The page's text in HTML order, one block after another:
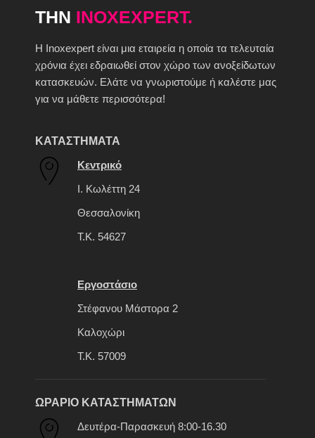
ΤΗΝ INOXEXPERT.
H Inoxexpert είναι μια εταιρεία η οποία τα τελευταία
χρόνια έχει εδραιωθεί στον χώρο των ανοξείδωτων
κατασκευών. Ελάτε να γνωριστούμε ή καλέστε μας
για να μάθετε περισσότερα!
ΚΑΤΑΣΤΗΜΑΤΑ
Κεντρικό
Ι. Κωλέττη 24
Θεσσαλονίκη
Τ.Κ. 54627
Εργοστάσιο
Στέφανου Μάστορα 2
Καλοχώρι
Τ.Κ. 57009
ΩΡΑΡΙΟ ΚΑΤΑΣΤΗΜΑΤΩΝ
Δευτέρα-Παρασκευή 8:00-16.30